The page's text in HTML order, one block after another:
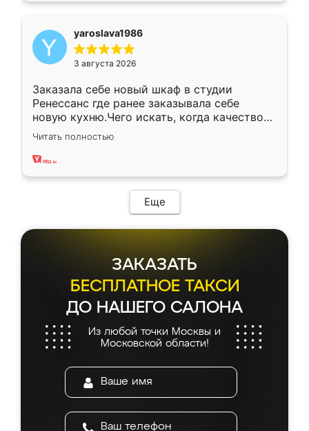
yaroslava1986
3 августа 2026
Заказала себе новый шкаф в студии
Ренессанс где ранее заказывала себе
новую кухню.Чего искать, когда качеством
вполне довольна. Служит кухня уже почти
два года, нареканий нет.
Читать полностью
Еще
ЗАКАЗАТЬ
БЕСПЛАТНОЕ ТАКСИ
ДО НАШЕГО САЛОНА
Из любой точки Москвы и
Московской области!